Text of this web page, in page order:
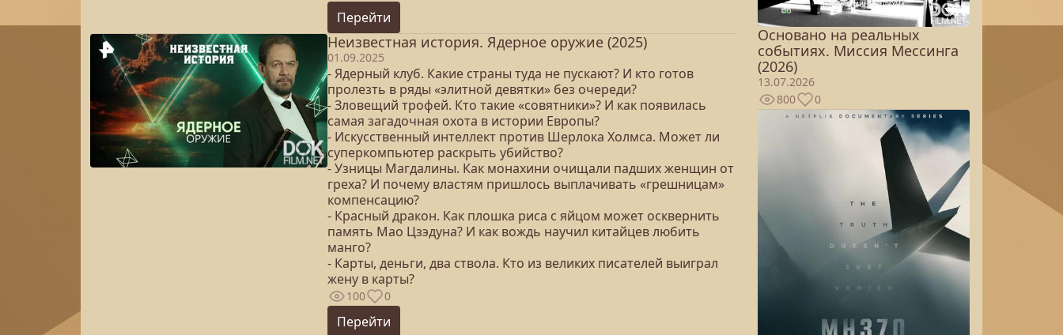
Перейти
Неизвестная история. Ядерное оружие (2025)
01.09.2025
- Ядерный клуб. Какие страны туда не пускают? И кто готов
пролезть в ряды «элитной девятки» без очереди?
- Зловещий трофей. Кто такие «совятники»? И как появилась
самая загадочная охота в истории Европы?
- Искусственный интеллект против Шерлока Холмса. Может ли
суперкомпьютер раскрыть убийство?
- Узницы Магдалины. Как монахини очищали падших женщин от
греха? И почему властям пришлось выплачивать «грешницам»
компенсацию?
- Красный дракон. Как плошка риса с яйцом может осквернить
память Мао Цзэдуна? И как вождь научил китайцев любить
манго?
- Карты, деньги, два ствола. Кто из великих писателей выиграл
жену в карты?
100 0
Перейти
Основано на реальных
событиях. Миссия Мессинга
(2026)
13.07.2026
800
0